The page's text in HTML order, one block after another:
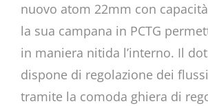
nuovo atom 22mm con
la sua campana in PCTG
in maniera nitida l’interno. Il
dispone di regolazione dei flussi
tramite la comoda ghiera di